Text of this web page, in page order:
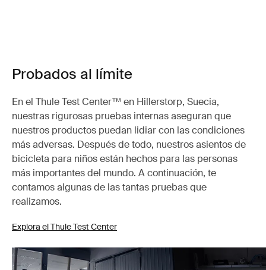
Probados al límite
En el Thule Test Center™ en Hillerstorp, Suecia,
nuestras rigurosas pruebas internas aseguran que
nuestros productos puedan lidiar con las condiciones
más adversas. Después de todo, nuestros asientos de
bicicleta para niños están hechos para las personas
más importantes del mundo. A continuación, te
contamos algunas de las tantas pruebas que
realizamos.
Explora el Thule Test Center